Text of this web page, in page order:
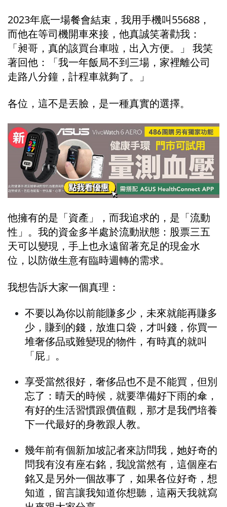
2023年底一場餐會結束，我用手機叫55688，
而他在等司機開車來接，他真誠笑著勸我：
「昶哥，真的該買台車啦，出入方便。」 我笑
著回他：「我一年飯局不到三場，家裡離公司
走路八分鐘，計程車就夠了。」
各位，這不是丟臉，是一種真實的選擇。
他擁有的是「資產」，而我追求的，是「流動
性」。我的資金多半處於流動狀態：股票三五
天可以變現，手上也永遠留著充足的現金水
位，以防做生意有臨時週轉的需求。
我想告訴大家一個真理：
不要以為你以前能賺多少，未來就能再賺多
少，賺到的錢，放進口袋，才叫錢，你買一
堆奢侈品或難變現的物件，有時真的就叫
「屁」。
享受當然很好，奢侈品也不是不能買，但別
忘了：晴天的時候，就要準備好下雨的傘，
有好的生活習慣跟價值觀，那才是我們培養
下一代最好的身教跟人教。
幾年前有個新加坡記者來訪問我，她好奇的
問我有沒有座右銘，我說當然有，這個座右
銘又是另外一個故事了，如果各位好奇，想
知道，留言讓我知道你想聽，這兩天我就寫